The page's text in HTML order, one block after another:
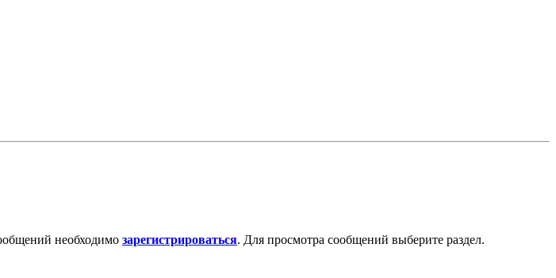
необходимо зарегистрироваться. Для просмотра сообщений выберите раздел.